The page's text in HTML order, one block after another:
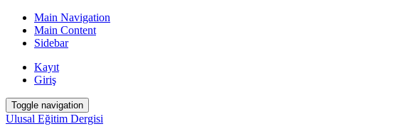
Main Navigation
Main Content
Sidebar
Kayıt
Giriş
Toggle navigation
Ulusal Eğitim Dergisi